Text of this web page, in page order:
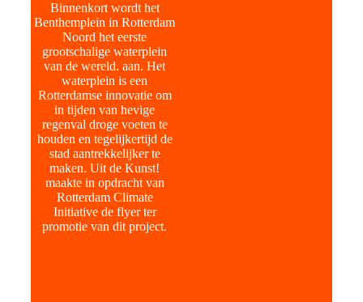
Binnenkort wordt het
Benthemplein in Rotterdam
Noord het eerste
grootschalige waterplein
van de wereld. aan. Het
waterplein is een
Rotterdamse innovatie om
in tijden van hevige
regenval droge voeten te
houden en tegelijkertijd de
stad aantrekkelijker te
maken. Uit de Kunst!
maakte in opdracht van
Rotterdam Climate
Initiative de flyer ter
promotie van dit project.